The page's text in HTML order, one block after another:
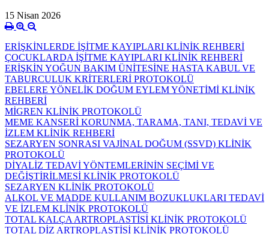
15 Nisan 2026
ERİŞKİNLERDE İŞİTME KAYIPLARI KLİNİK REHBERİ
ÇOCUKLARDA İŞİTME KAYIPLARI KLİNİK REHBERİ
ERİŞKİN YOĞUN BAKIM ÜNİTESİNE HASTA KABUL VE
TABURCULUK KRİTERLERİ PROTOKOLÜ
EBELERE YÖNELİK DOĞUM EYLEM YÖNETİMİ KLİNİK
REHBERİ
MİGREN KLİNİK PROTOKOLÜ
MEME KANSERİ KORUNMA, TARAMA, TANI, TEDAVİ VE
İZLEM KLİNİK REHBERİ
SEZARYEN SONRASI VAJİNAL DOĞUM (SSVD) KLİNİK
PROTOKOLÜ
DİYALİZ TEDAVİ YÖNTEMLERİNİN SEÇİMİ VE
DEĞİŞTİRİLMESİ KLİNİK PROTOKOLÜ
SEZARYEN KLİNİK PROTOKOLÜ
ALKOL VE MADDE KULLANIM BOZUKLUKLARI TEDAVİ
VE İZLEM KLİNİK PROTOKOLÜ
TOTAL KALÇA ARTROPLASTİSİ KLİNİK PROTOKOLÜ
TOTAL DİZ ARTROPLASTİSİ KLİNİK PROTOKOLÜ